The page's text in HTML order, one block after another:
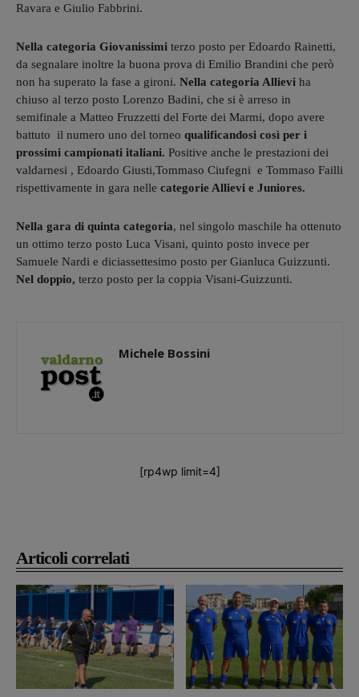
Articoli correlati
Ravara e Giulio Fabbrini.
Nella categoria Giovanissimi terzo posto per Edoardo Rainetti,
da segnalare inoltre la buona prova di Emilio Brandini che però
non ha superato la fase a gironi. Nella categoria Allievi ha
chiuso al terzo posto Lorenzo Badini, che si è arreso in
semifinale a Matteo Fruzzetti del Forte dei Marmi, dopo avere
battuto il numero uno del torneo qualificandosi così per i
prossimi campionati italiani. Positive anche le prestazioni dei
valdarnesi , Edoardo Giusti,Tommaso Ciufegni e Tommaso Failli
rispettivamente in gara nelle categorie Allievi e Juniores.
Nella gara di quinta categoria, nel singolo maschile ha ottenuto
un ottimo terzo posto Luca Visani, quinto posto invece per
Samuele Nardi e diciassettesimo posto per Gianluca Guizzunti.
Nel doppio, terzo posto per la coppia Visani-Guizzunti.
Michele Bossini
[rp4wp limit=4]